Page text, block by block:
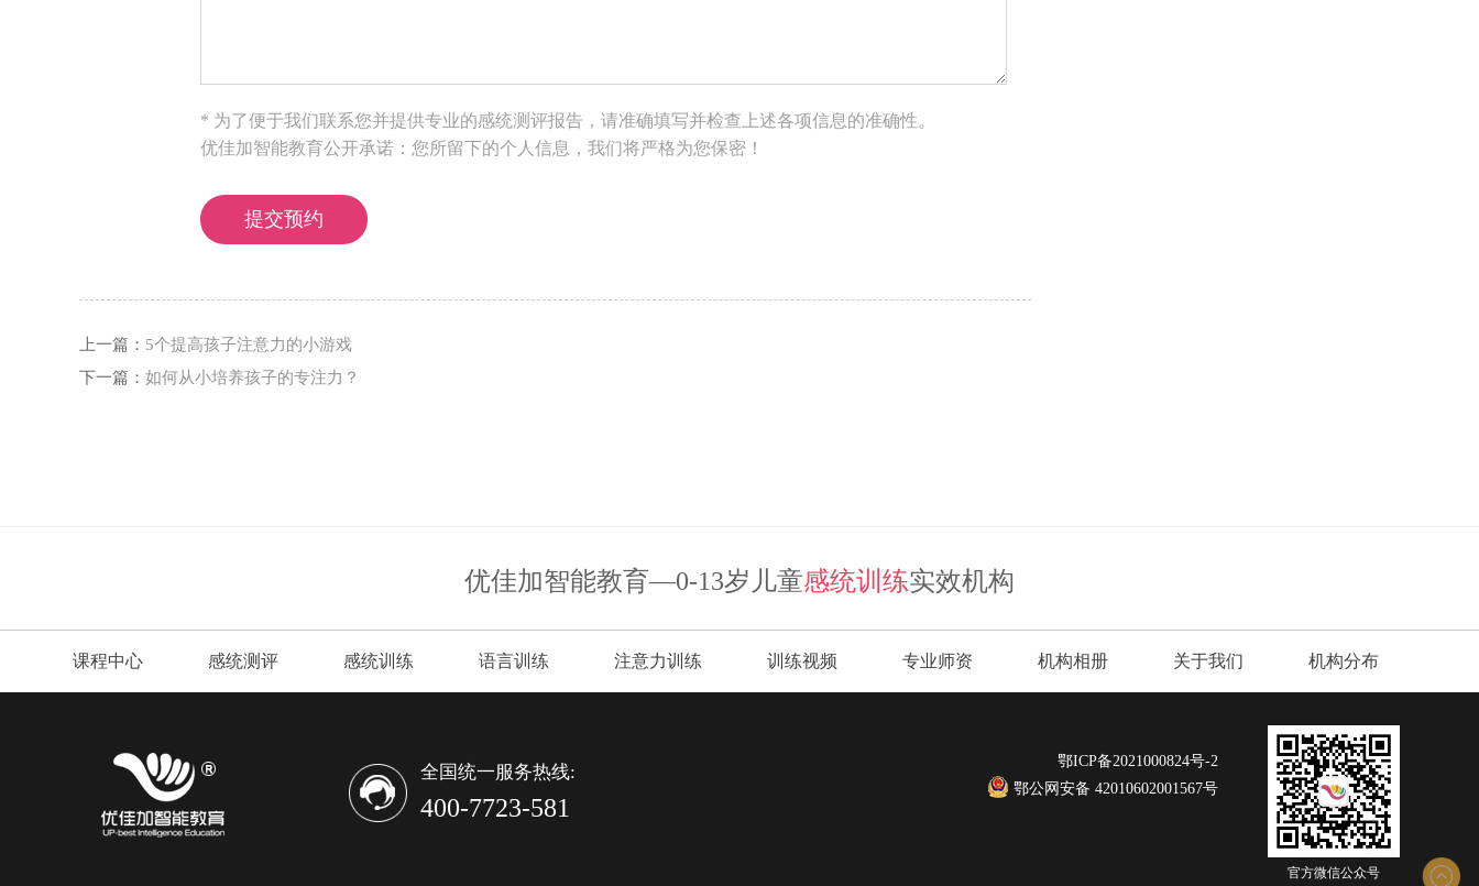
* 为了便于我们联系您并提供专业的感统测评报告，请准确填写并检查上述各项信息的准确性。
优佳加智能教育公开承诺：您所留下的个人信息，我们将严格为您保密！
上一篇： 5个提高孩子注意力的小游戏
下一篇： 如何从小培养孩子的专注力？
优佳加智能教育—0-13岁儿童感统训练实效机构
课程中心 感统测评 感统训练 语言训练 注意力训练 训练视频 专业师资 机构相册 关于我们 机构分布
全国统一服务热线:
400-7723-581
鄂ICP备2021000824号-2
鄂公网安备 42010602001567号
官方微信公众号